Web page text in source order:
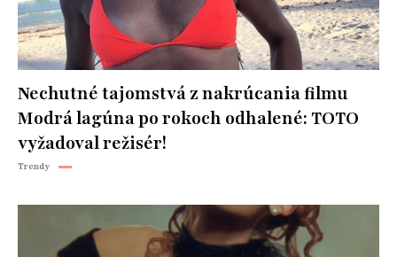
Nechutné tajomstvá z nakrúcania filmu
Modrá lagúna po rokoch odhalené: TOTO
vyžadoval režisér!
Trendy